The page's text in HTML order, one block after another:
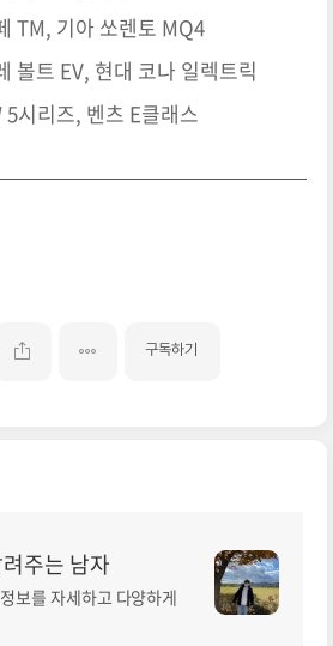
TM, 기아 쏘렌토 MQ4
볼트 EV, 현대 코나 일렉트릭
시리즈, 벤츠 E클래스
구독하기
주는 남자
보를 자세하고 다양하게